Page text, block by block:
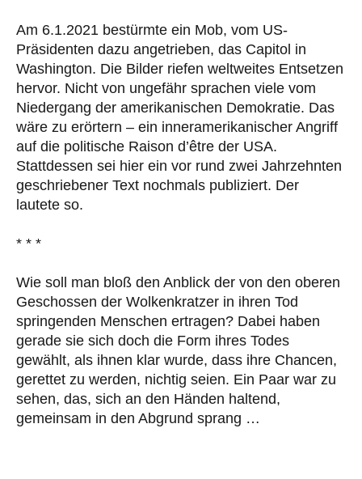
Am 6.1.2021 bestürmte ein Mob, vom US-
Präsidenten dazu angetrieben, das Capitol in
Washington. Die Bilder riefen weltweites Entsetzen
hervor. Nicht von ungefähr sprachen viele vom
Niedergang der amerikanischen Demokratie. Das
wäre zu erörtern – ein inneramerikanischer Angriff
auf die politische Raison d’être der USA.
Stattdessen sei hier ein vor rund zwei Jahrzehnten
geschriebener Text nochmals publiziert. Der
lautete so.
* * *
Wie soll man bloß den Anblick der von den oberen
Geschossen der Wolkenkratzer in ihren Tod
springenden Menschen ertragen? Dabei haben
gerade sie sich doch die Form ihres Todes
gewählt, als ihnen klar wurde, dass ihre Chancen,
gerettet zu werden, nichtig seien. Ein Paar war zu
sehen, das, sich an den Händen haltend,
gemeinsam in den Abgrund sprang …